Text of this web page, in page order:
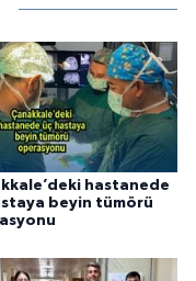
hastanede
beyin tümörü